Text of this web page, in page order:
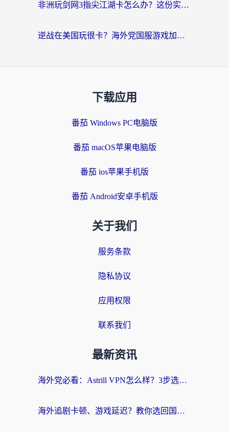
非洲玩剑网3指尖江湖卡怎么办？这份实测有效的国服游戏加速指南请收好
逆战在美国玩很卡？海外党国服游戏加速终极指南（附DNF宝可梦加速技巧）
下载应用
番茄 Windows PC电脑版
番茄 macOS苹果电脑版
番茄 ios苹果手机版
番茄 Android安卓手机版
关于我们
服务条款
隐私协议
应用权限
联系我们
最新资讯
海外党必看：Astrill VPN怎么样？3步选对回国加速器实现无缝刷剧玩游戏
海外追剧卡顿、游戏延迟？教你选回国加速器，附免费加速器试用一小时福利